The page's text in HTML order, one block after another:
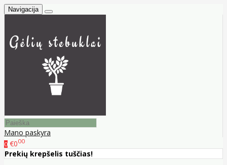
Navigacija
Mano paskyra
0 €000
Prekių krepšelis tuščias!